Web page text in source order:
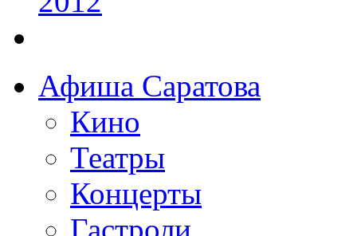
Афиша Саратова
Кино
Театры
Концерты